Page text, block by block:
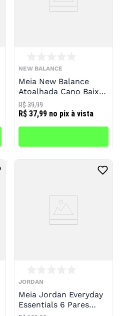
NEW BALANCE
Meia New Balance
Atoalhada Cano Baixo
3 Pares Infantil
R$ 37,99 no pix à vista
R$ 39,99
JORDAN
Meia Jordan Everyday
Essentials 6 Pares